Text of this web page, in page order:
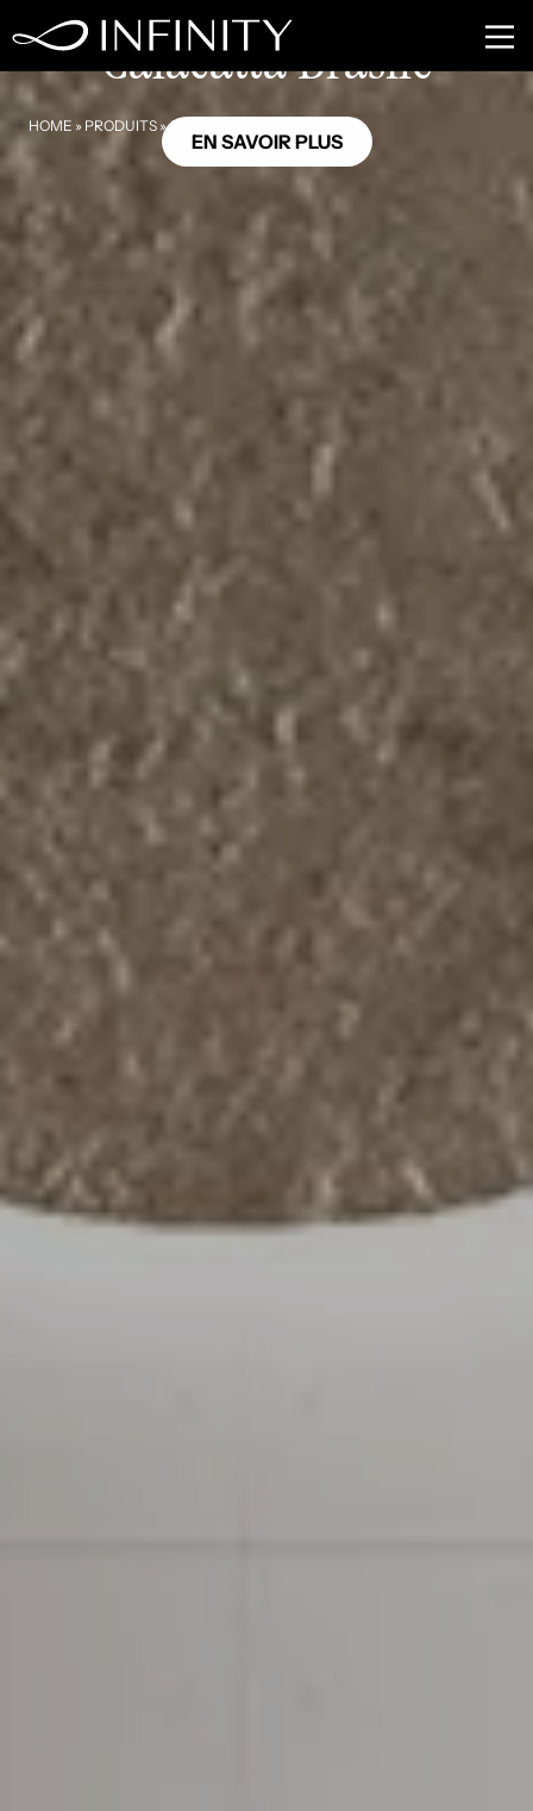
HOME » PRODUITS »CALACATTA BRASILE
MB27
Calacatta Brasile
EN SAVOIR PLUS